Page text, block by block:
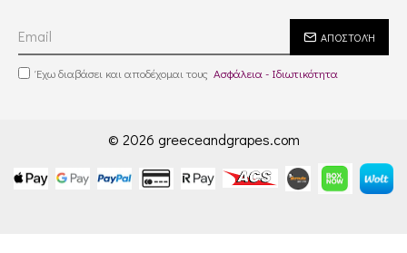
ΑΠΟΣΤΟΛΉ
Έχω διαβάσει και αποδέχομαι τους Ασφάλεια - Ιδιωτικότητα
© 2026 greeceandgrapes.com